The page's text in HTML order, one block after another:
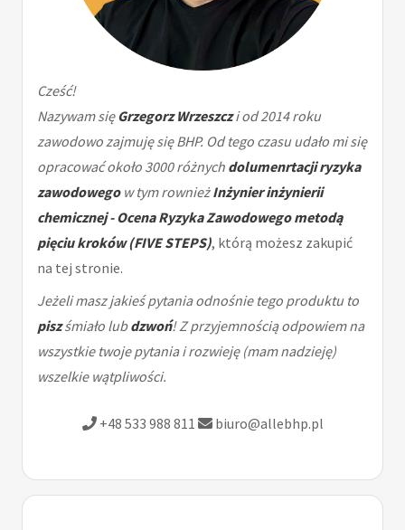
Cześć!
Nazywam sięGrzegorz Wrzeszczi od 2014 roku
zawodowo zajmuję się BHP. Od tego czasu udało mi się
opracować około 3000 różnych dolumenrtacji ryzyka
zawodowegow tym rownieżInżynier inżynierii
chemicznej - Ocena Ryzyka Zawodowego metodą
pięciu kroków (FIVE STEPS), którą możesz zakupić
na tej stronie.
Jeżeli masz jakieś pytania odnośnie tego produktu to
piszśmiało lubdzwoń! Z przyjemnością odpowiem na
wszystkie twoje pytania i rozwieję (mam nadzieję)
wszelkie wątpliwości.
+48 533 988 811 biuro@allebhp.pl